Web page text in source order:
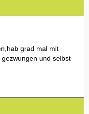
grad mal mit
und selbst